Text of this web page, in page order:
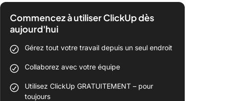
Commencez à utiliser ClickUp dès
aujourd'hui
Gérez tout votre travail depuis un seul endroit
Collaborez avec votre équipe
Utilisez ClickUp GRATUITEMENT – pour
toujours